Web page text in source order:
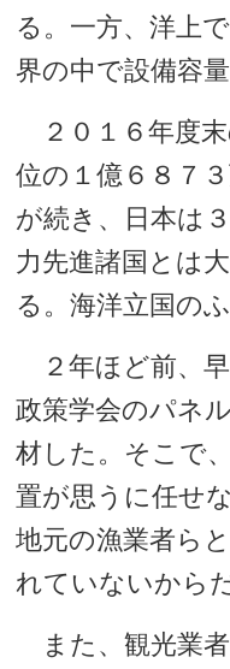
る。一方、洋上
界の中で設備容
２０１６年度末
位の１億６８７
が続き、日本は
力先進諸国とは
る。海洋立国の
２年ほど前、
政策学会のパネ
材した。そこで
置が思うに任せ
地元の漁業者ら
れていないから
また、観光業